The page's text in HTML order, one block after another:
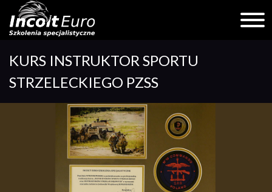
content
KURS INSTRUKTOR SPORTU
STRZELECKIEGO PZSS